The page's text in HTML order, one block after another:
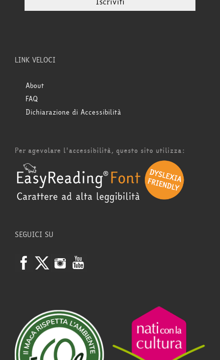
LINK VELOCI
About
FAQ
Dichiarazione di Accessibilità
Per agevolare l'accessibilità, questo sito utilizza:
SEGUICI SU